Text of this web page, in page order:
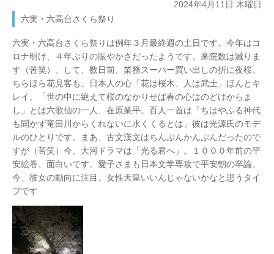
2024年4月11日 木曜日
六実・六高台さくら祭り
六実・六高台さくら祭りは例年３月最終週の土日です。今年はコ
ロナ明け、４年ぶりの賑やかさだったようです。来院数は減りま
す（苦笑）。して、数日前、業務スーパー買い出しの折に夜桜。
ちらほら花見客も。日本人の心「花は桜木、人は武士」ほんとキ
レイ。「世の中に絶えて桜のなかりせば春の心はのどけからま
し」とは六歌仙の一人、在原業平。百人一首は「ちはやふる神代
も聞かず竜田川からくれないに水くくるとは」彼は光源氏のモデ
ルのひとりです。まあ、古文漢文はちんぷんかんぷんだったので
すが（苦笑）今、大河ドラマは「光る君へ」。１０００年前の平
安絵巻、面白いです。愛子さまも日本文学専攻で平安朝の卒論。
今、彼女の動向に注目。女性天皇いいんじゃないかなと思うタイ
プです